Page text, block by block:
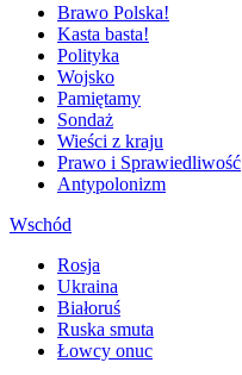
Brawo Polska!
Kasta basta!
Polityka
Wojsko
Pamiętamy
Sondaż
Wieści z kraju
Prawo i Sprawiedliwość
Antypolonizm
Wschód
Rosja
Ukraina
Białoruś
Ruska smuta
Łowcy onuc